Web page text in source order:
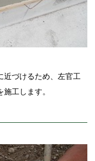
近づけるため、左官工
工します。